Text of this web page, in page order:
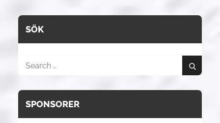
SÖK
Search
Search
SPONSORER